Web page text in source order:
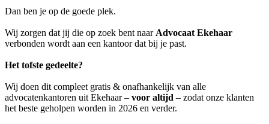
Dan ben je op de goede plek.
Wij zorgen dat jij die op zoek bent naar Advocaat Ekehaar
verbonden wordt aan een kantoor dat bij je past.
Het tofste gedeelte?
Wij doen dit compleet gratis & onafhankelijk van alle
advocatenkantoren uit Ekehaar – voor altijd – zodat onze klanten
het beste geholpen worden in 2026 en verder.